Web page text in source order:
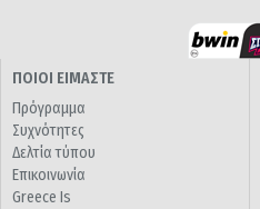
ΠΟΙΟΙ ΕΙΜΑΣΤΕ
Πρόγραμμα
Συχνότητες
Δελτία τύπου
Επικοινωνία
Greece Is